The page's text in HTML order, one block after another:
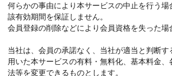
何らかの事由により本サービスの中止を行う場
該有効期間を保証しません。
会員登録の削除などにより会員資格を失った場
当社は、会員の承諾なく、当社が適当と判断
用いた本サービスの有料・無料化、基本料金
法等を変更できるものとします。